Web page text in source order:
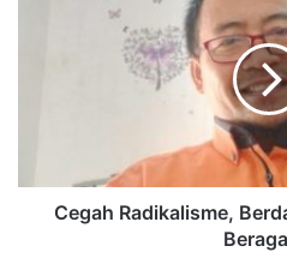
Cegah Radikalisme,